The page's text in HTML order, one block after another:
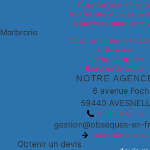
Organiser des
Nos articles et fleurs de
Démarches
Marbrerie
Choisir un monument
Concession
Caveau ou cavurne
Entretien de tombe
NOTRE
6 avenue Foch
59440
0 800 400 115
gestion@obseques-en-
Notre site internet
Obtenir un devis